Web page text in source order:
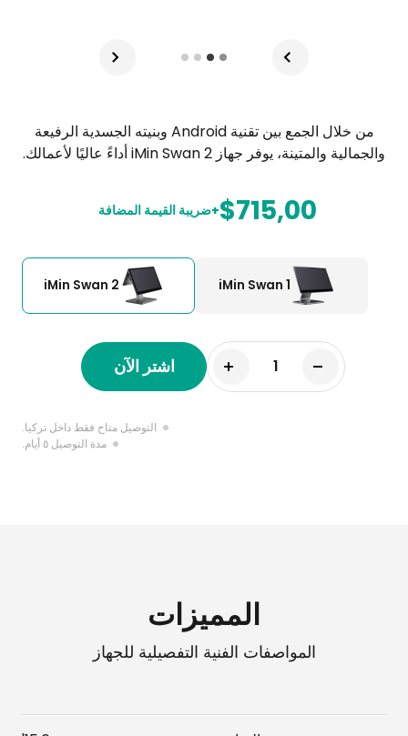
من خلال الجمع بين تقنية Android وبنيته الجسدية الرفيعة
والجمالية والمتينة، يوفر جهاز iMin Swan 2 أداءً عاليًا لأعمالك.
$715,00+ضريبة القيمة المضافة
iMin Swan 1
iMin Swan 2
اشتر الآن
التوصيل متاح فقط داخل تركيا.
مدة التوصيل ٥ أيام.
المميزات
المواصفات الفنية التفصيلية للجهاز